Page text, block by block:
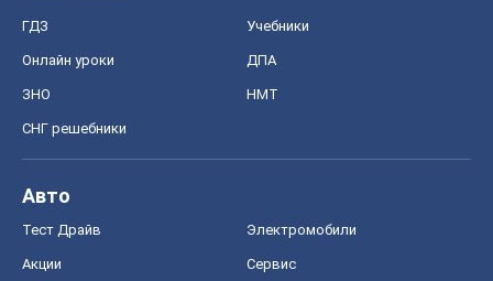
ГДЗ Учебники
Онлайн уроки ДПА
ЗНО НМТ
СНГ решебники
Авто
Тест Драйв Электромобили
Акции Сервис